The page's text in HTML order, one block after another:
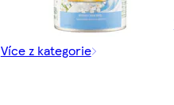
Více z kategorie